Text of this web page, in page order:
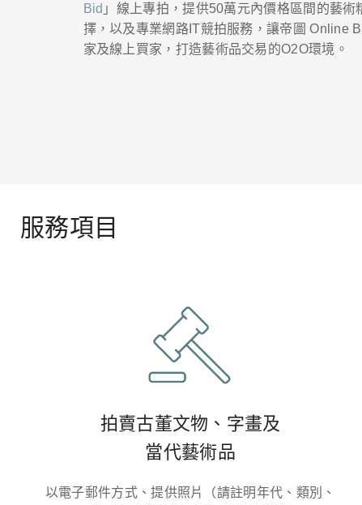
Bid 」線上專拍，提供50萬元內價格區間的藝術
擇，以及專業網路IT競拍服務，讓帝圖 Online
家及線上買家，打造藝術品交易的O2O環境。
服務項目
拍賣古董文物、字畫及
當代藝術品
以電子郵件方式、提供照片（請註明年代、類別、